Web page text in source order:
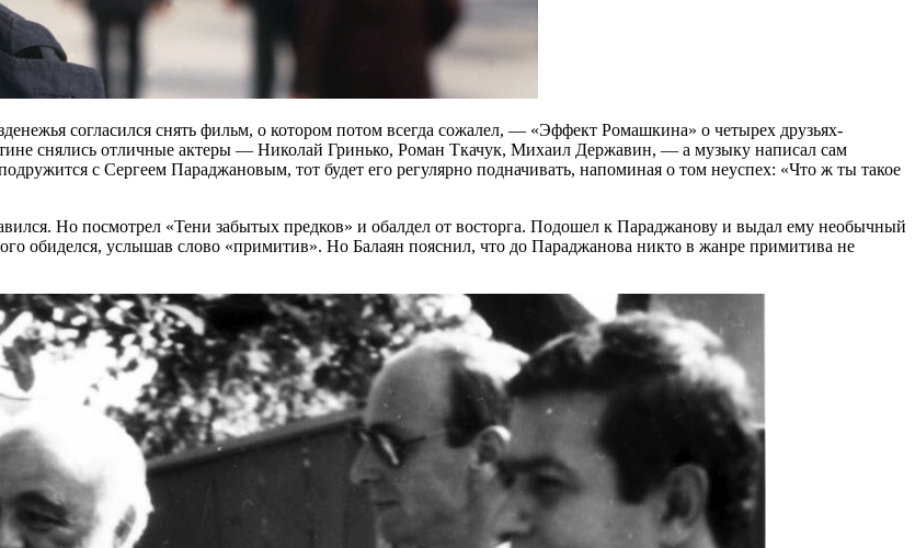
согласился снять фильм, о котором потом всегда сожалел, — «Эффект Ромашкина» о четырех друзьях-
снялись отличные актеры — Николай Гринько, Роман Ткачук, Михаил Державин, — а музыку написал сам
с Сергеем Параджановым, тот будет его регулярно подначивать, напоминая о том неуспех: «Что ж ты такое
Но посмотрел «Тени забытых предков» и обалдел от восторга. Подошел к Параджанову и выдал ему необычный
обиделся, услышав слово «примитив». Но Балаян пояснил, что до Параджанова никто в жанре примитива не